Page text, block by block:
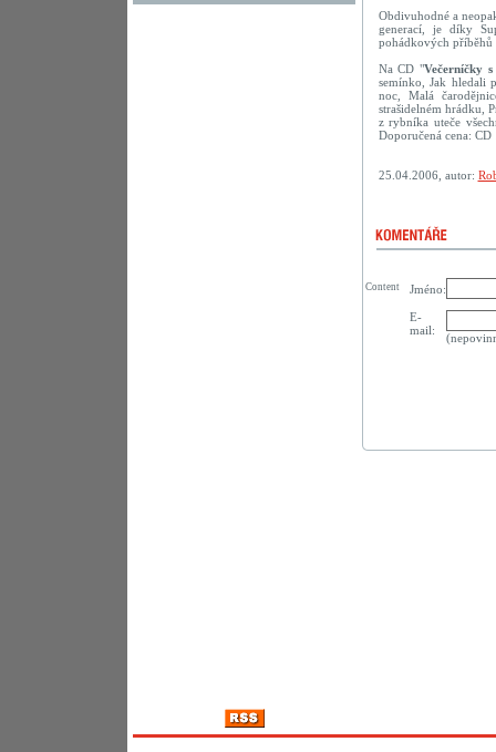
Obdivuhodné a
generací, je díky
pohádkových příběhů
Na CD "Večerníčky
semínko, Jak hledali
noc, Malá
strašidelném hrádku,
z rybníka uteče
Doporučená cena:
25.04.2006, autor:
Jméno:
E-
mail:
Content